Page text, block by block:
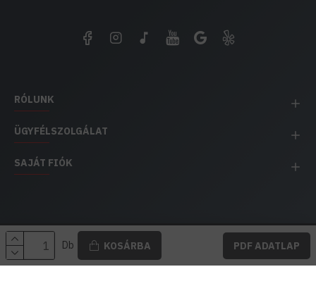
Db KOSÁRBA PDF ADATLAP
RÓLUNK
ÜGYFÉLSZOLGÁLAT
SAJÁT FIÓK
EH IMPEX / Copyright © 1991-2025 Energia Háza